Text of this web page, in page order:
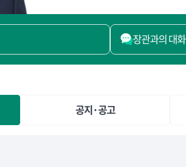
장관과의 대화
공지·공고